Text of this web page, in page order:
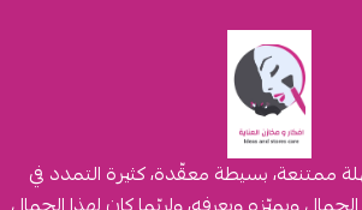
ممتنعة، بسيطة معقّدة، كثيرة التمدد في